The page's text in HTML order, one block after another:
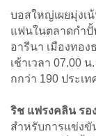
บอสใหญ่เผยมุ่งเ
แฟนในตลาดกำปั้
อารีนา เมืองทอง
เช้าเวลา 07.00
กกว่า 190 ประเ
ริช แฟรงคลิน รอ
สำหรับการแข่งขั